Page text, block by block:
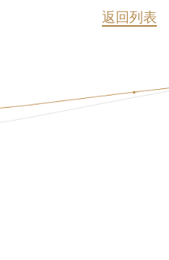
返回列表